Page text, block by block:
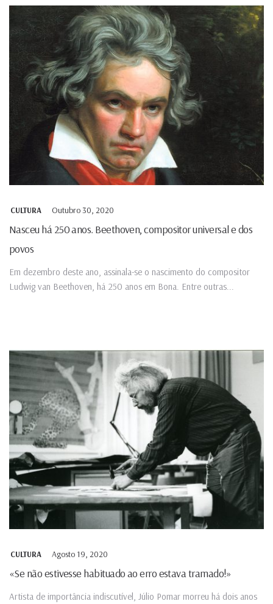
CULTURA Outubro 30, 2020
Nasceu há 250 anos. Beethoven, compositor universal e dos
povos
Em dezembro deste ano, assinala-se o nascimento do compositor
Ludwig van Beethoven, há 250 anos em Bona. Entre outras...
CULTURA Agosto 19, 2020
«Se não estivesse habituado ao erro estava tramado!»
Artista de importância indiscutível, Júlio Pomar morreu há dois anos